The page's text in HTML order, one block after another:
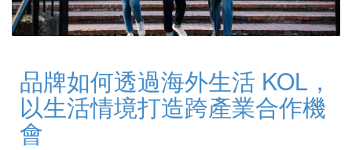
品牌如何透過海外生活 KOL，
以生活情境打造跨產業合作機
會